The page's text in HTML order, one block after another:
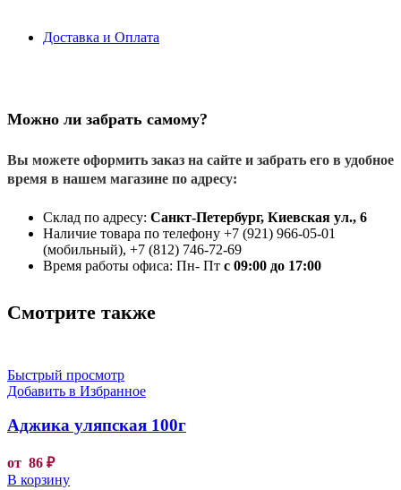
Доставка и Оплата
Можно ли забрать самому?
Вы можете оформить заказ на сайте и забрать его в удобное
время в нашем магазине по адресу:
Склад по адресу: Санкт-Петербург, Киевская ул., 6
Наличие товара по телефону +7 (921) 966-05-01
(мобильный), +7 (812) 746-72-69
Время работы офиса: Пн- Пт с 09:00 до 17:00
Смотрите также
Быстрый просмотр
Добавить в Избранное
Аджика уляпская 100г
от 86 ₽
В корзину